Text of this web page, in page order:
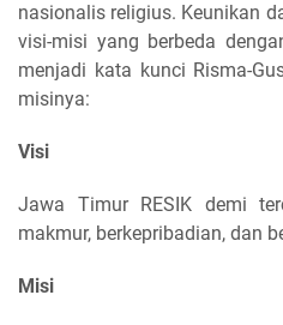
nasionalis religius. Keunikan
visi-misi yang berbeda
menjadi kata kunci Risma-
misinya:
Visi
Jawa Timur RESIK demi
makmur, berkepribadian, dan
Misi